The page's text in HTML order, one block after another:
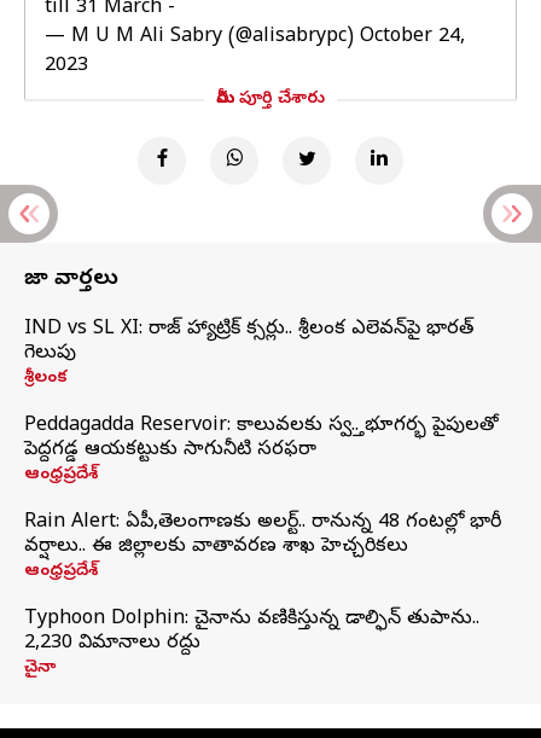
till 31 March -
— M U M Ali Sabry (@alisabrypc) October 24,
2023
మీరు పూర్తి చేశారు
తాజా వార్తలు
IND vs SL XI: సిరాజ్‌ హ్యాట్రిక్‌ సిక్సర్లు.. శ్రీలంక ఎలెవన్‌పై భారత్‌
గెలుపు
శ్రీలంక
Peddagadda Reservoir: కాలువలకు స్వస్తి.. భూగర్భ పైపులతో
పెద్దగడ్డ ఆయకట్టుకు సాగునీటి సరఫరా
ఆంధ్రప్రదేశ్
Rain Alert: ఏపీ,తెలంగాణకు అలర్ట్.. రానున్న 48 గంటల్లో భారీ
వర్షాలు.. ఈ జిల్లాలకు వాతావరణ శాఖ హెచ్చరికలు
ఆంధ్రప్రదేశ్
Typhoon Dolphin: చైనాను వణికిస్తున్న డాల్ఫిన్‌ తుపాను..
2,230 విమానాలు రద్దు
చైనా